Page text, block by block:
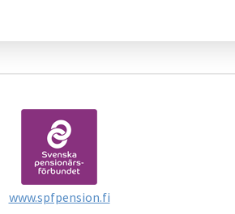
www.spfpension.fi